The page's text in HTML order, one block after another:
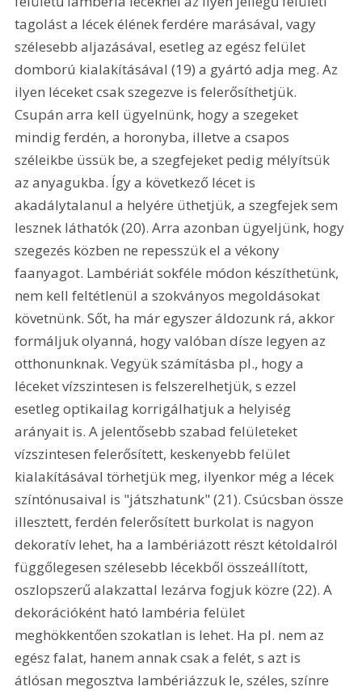
tagolást a lécek élének ferdére marásával, vagy
szélesebb aljazásával, esetleg az egész felület
domború kialakításával (19) a gyártó adja meg. Az
ilyen léceket csak szegezve is felerősíthetjük.
Csupán arra kell ügyelnünk, hogy a szegeket
mindig ferdén, a horonyba, illetve a csapos
széleikbe üssük be, a szegfejeket pedig mélyítsük
az anyagukba. Így a következő lécet is
akadálytalanul a helyére üthetjük, a szegfejek sem
lesznek láthatók (20). Arra azonban ügyeljünk, hogy
szegezés közben ne repesszük el a vékony
faanyagot. Lambériát sokféle módon készíthetünk,
nem kell feltétlenül a szokványos megoldásokat
követnünk. Sőt, ha már egyszer áldozunk rá, akkor
formáljuk olyanná, hogy valóban dísze legyen az
otthonunknak. Vegyük számításba pl., hogy a
léceket vízszintesen is felszerelhetjük, s ezzel
esetleg optikailag korrigálhatjuk a helyiség
arányait is. A jelentősebb szabad felületeket
vízszintesen felerősített, keskenyebb felület
kialakításával törhetjük meg, ilyenkor még a lécek
színtónusaival is "játszhatunk" (21). Csúcsban össze
illesztett, ferdén felerősített burkolat is nagyon
dekoratív lehet, ha a lambériázott részt kétoldalról
függőlegesen szélesebb lécekből összeállított,
oszlopszerű alakzattal lezárva fogjuk közre (22). A
dekorációként ható lambéria felület
meghökkentően szokatlan is lehet. Ha pl. nem az
egész falat, hanem annak csak a felét, s azt is
átlósan megosztva lambériázzuk le, széles, színre